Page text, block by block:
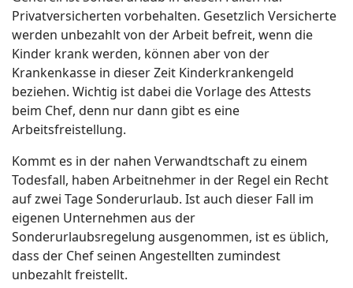
Privatversicherten vorbehalten. Gesetzlich Versicherte
werden unbezahlt von der Arbeit befreit, wenn die
Kinder krank werden, können aber von der
Krankenkasse in dieser Zeit Kinderkrankengeld
beziehen. Wichtig ist dabei die Vorlage des Attests
beim Chef, denn nur dann gibt es eine
Arbeitsfreistellung.
Kommt es in der nahen Verwandtschaft zu einem
Todesfall, haben Arbeitnehmer in der Regel ein Recht
auf zwei Tage Sonderurlaub. Ist auch dieser Fall im
eigenen Unternehmen aus der
Sonderurlaubsregelung ausgenommen, ist es üblich,
dass der Chef seinen Angestellten zumindest
unbezahlt freistellt.